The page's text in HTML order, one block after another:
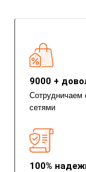
9000 +
Сотрудничаем
сетями
100%